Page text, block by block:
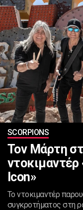
SCORPIONS
Τον Μάρτη
Icon»
Το ντοκιμαντέρ
συγκροτήματος στη